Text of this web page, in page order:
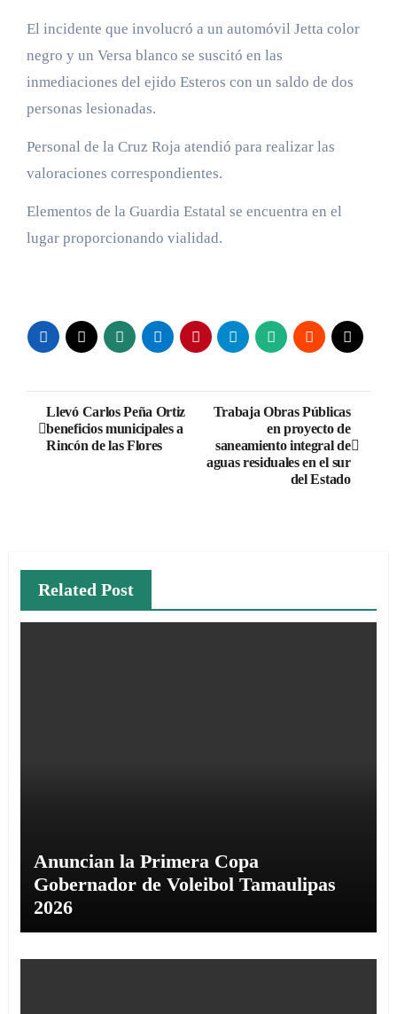
El incidente que involucró a un automóvil Jetta color
negro y un Versa blanco se suscitó en las
inmediaciones del ejido Esteros con un saldo de dos
personas lesionadas.
Personal de la Cruz Roja atendió para realizar las
valoraciones correspondientes.
Elementos de la Guardia Estatal se encuentra en el
lugar proporcionando vialidad.
Navegación
de
Llevó Carlos Peña Ortiz
beneficios municipales a
Rincón de las Flores
Trabaja Obras Públicas
en proyecto de
saneamiento integral de
aguas residuales en el sur
del Estado
Related Post
Anuncian la Primera Copa
Gobernador de Voleibol Tamaulipas
2026